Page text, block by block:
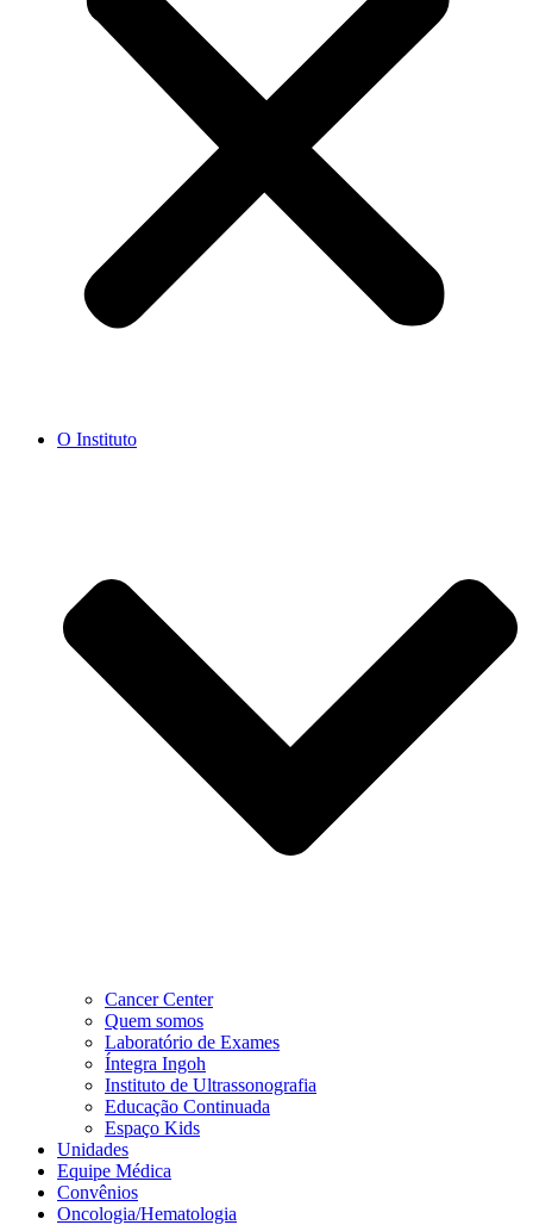
O Instituto
Cancer Center
Quem somos
Laboratório de Exames
Íntegra Ingoh
Instituto de Ultrassonografia
Educação Continuada
Espaço Kids
Unidades
Equipe Médica
Convênios
Oncologia/Hematologia